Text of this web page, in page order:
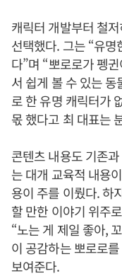
캐릭터 개발부터 철
선택했다. 그는 “유
다”며 “뽀로로가 펭
서 쉽게 볼 수 있는
로 한 유명 캐릭터가
몫 했다고 최 대표는
콘텐츠 내용도 기존
는 대개 교육적 내용
용이 주를 이뤘다. 하
할 만한 이야기 위주
“노는 게 제일 좋아,
이 공감하는 뽀로로
보여준다.